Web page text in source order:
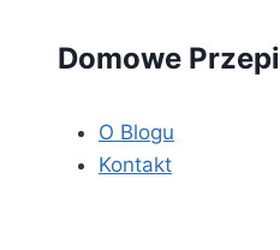
Domowe
O Blogu
Kontakt